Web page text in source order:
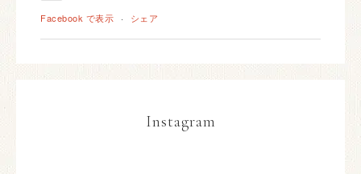
Facebook で表示 · シェア
Instagram